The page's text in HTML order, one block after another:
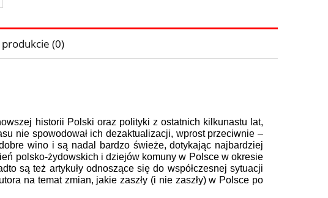
(0)
historii Polski oraz polityki z ostatnich kilkunastu lat,
nie spowodował ich dezaktualizacji, wprost przeciwnie –
wino i są nadal bardzo świeże, dotykając najbardziej
polsko-żydowskich i dziejów komuny w Polsce w okresie
są też artykuły odnoszące się do współczesnej sytuacji
na temat zmian, jakie zaszły (i nie zaszły) w Polsce po